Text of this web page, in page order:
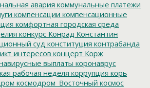
авария коммунальные платежи
компенсации компенсационные
комфортная городская среда
конкурс Конрад Константин
суд конституция контрабанда
интересов концерт Корж
выплаты коронаврус
рабочая неделя коррупция корь
космодром_Восточный космос